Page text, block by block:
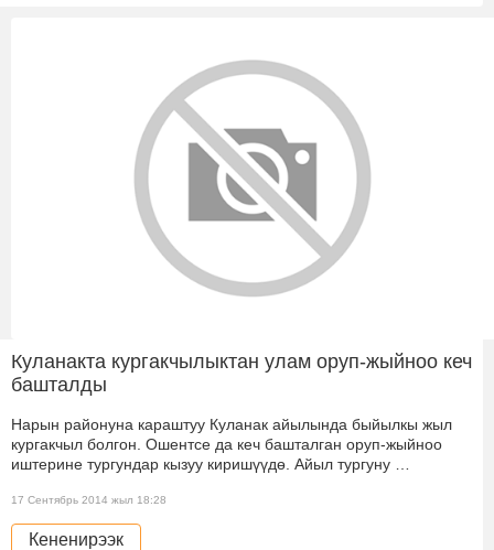
Куланакта кургакчылыктан улам оруп-жыйноо кеч
башталды
Нарын районуна караштуу Куланак айылында быйылкы жыл
кургакчыл болгон. Ошентсе да кеч башталган оруп-жыйноо
иштерине тургундар кызуу киришүүдө. Айыл тургуну …
17 Сентябрь 2014 жыл 18:28
Кененирээк